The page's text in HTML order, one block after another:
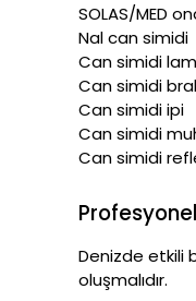
SOLAS/MED
Nal can simidi
Can simidi
Can simidi
Can simidi ipi
Can simidi
Can simidi
Denizde etkili
oluşmalıdır.